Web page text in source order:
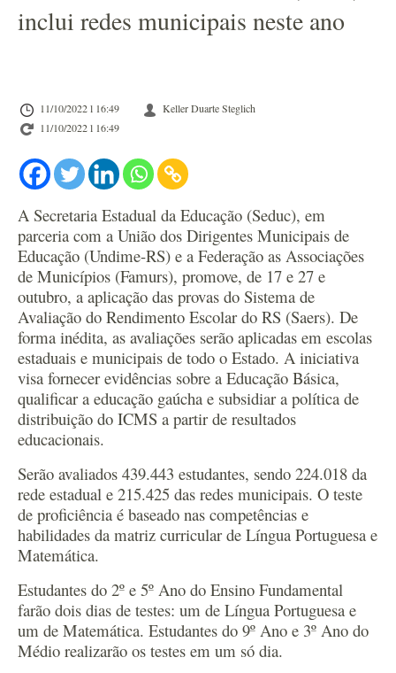
inclui redes municipais neste ano
11/10/2022 l 16:49
Keller Duarte Steglich
11/10/2022 l 16:49
A Secretaria Estadual da Educação (Seduc), em
parceria com a União dos Dirigentes Municipais de
Educação (Undime-RS) e a Federação as Associações
de Municípios (Famurs), promove, de 17 e 27 e
outubro, a aplicação das provas do Sistema de
Avaliação do Rendimento Escolar do RS (Saers). De
forma inédita, as avaliações serão aplicadas em escolas
estaduais e municipais de todo o Estado. A iniciativa
visa fornecer evidências sobre a Educação Básica,
qualificar a educação gaúcha e subsidiar a política de
distribuição do ICMS a partir de resultados
educacionais.
Serão avaliados 439.443 estudantes, sendo 224.018 da
rede estadual e 215.425 das redes municipais. O teste
de proficiência é baseado nas competências e
habilidades da matriz curricular de Língua Portuguesa e
Matemática.
Estudantes do 2º e 5º Ano do Ensino Fundamental
farão dois dias de testes: um de Língua Portuguesa e
um de Matemática. Estudantes do 9º Ano e 3º Ano do
Médio realizarão os testes em um só dia.